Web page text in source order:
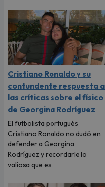
Cristiano Ronaldo y su
contundente respuesta a
las críticas sobre el físico
de Georgina Rodríguez
El futbolista portugués
Cristiano Ronaldo no dudó en
defender a Georgina
Rodríguez y recordarle lo
valiosa que es.